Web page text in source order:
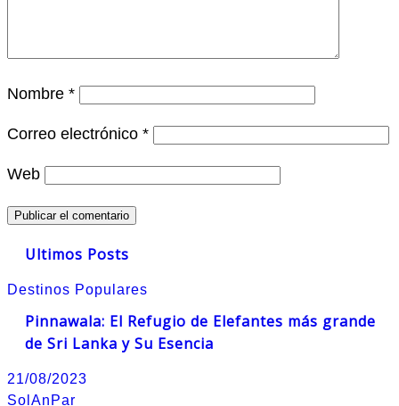
Nombre *
Correo electrónico *
Web
Ultimos Posts
Destinos Populares
Pinnawala: El Refugio de Elefantes más grande
de Sri Lanka y Su Esencia
21/08/2023
SolAnPar